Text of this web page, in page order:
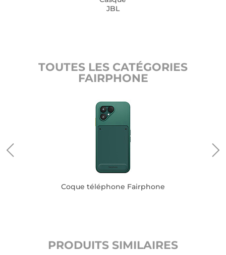
JBL
TOUTES LES CATÉGORIES
FAIRPHONE
Coque téléphone Fairphone
PRODUITS SIMILAIRES